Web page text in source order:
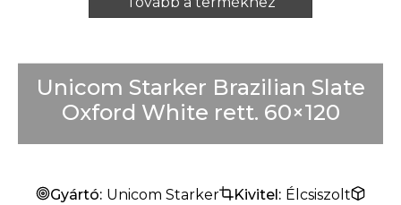
Unicom Starker Brazilian Slate
Oxford White rett. 60×120
Gyártó: Unicom Starker Kivitel: Élcsiszolt